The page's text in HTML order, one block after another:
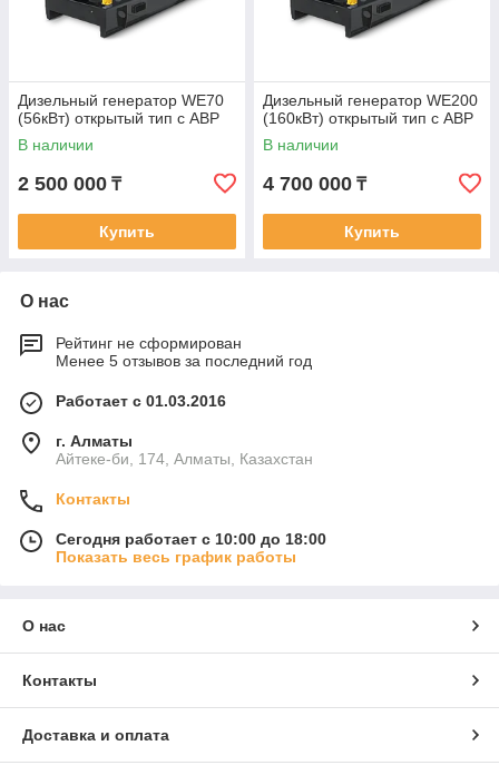
Дизельный генератор WE70
(56кВт) открытый тип с АВР
В наличии
2 500 000 ₸
Купить
Дизельный генератор WE200
(160кВт) открытый тип с АВР
В наличии
4 700 000 ₸
Купить
О нас
Рейтинг не сформирован
Менее 5 отзывов за последний год
Работает с 01.03.2016
г. Алматы
Айтеке-би, 174, Алматы, Казахстан
Контакты
Сегодня работает с 10:00 до 18:00
Показать весь график работы
О нас
Контакты
Доставка и оплата